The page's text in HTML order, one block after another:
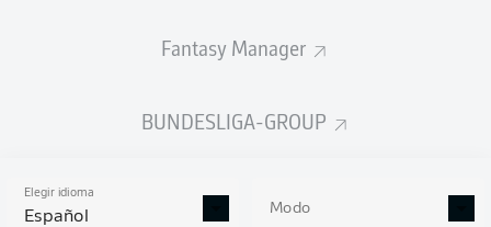
Fantasy Manager
BUNDESLIGA-GROUP
Elegir idioma
Español Modo
ESTADÍSTICAS
TEMPORADA 2023/2024